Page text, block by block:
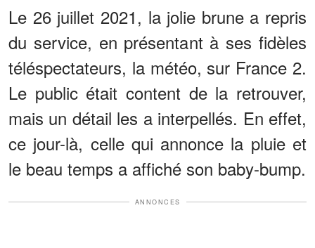
Le 26 juillet 2021, la jolie brune a repris
du service, en présentant à ses fidèles
téléspectateurs, la météo, sur France 2.
Le public était content de la retrouver,
mais un détail les a interpellés. En effet,
ce jour-là, celle qui annonce la pluie et
le beau temps a affiché son baby-bump.
ANNONCES